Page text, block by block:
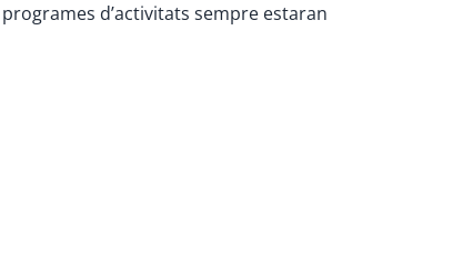
d’activitats sempre estaran